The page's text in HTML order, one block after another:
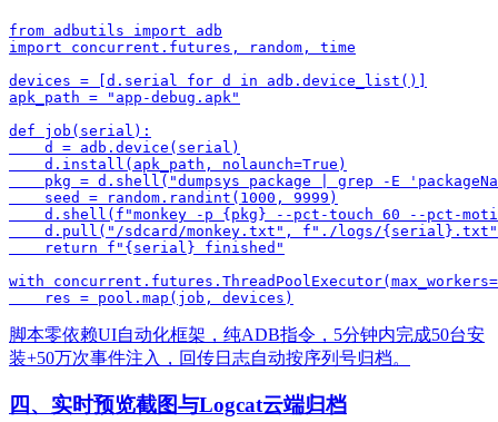
from adbutils import adb
import concurrent.futures, random, time
devices = [d.serial for d in adb.device_list()]
apk_path = "app-debug.apk"
def job(serial):
    d = adb.device(serial)
    d.install(apk_path, nolaunch=True)
pkg = d.shell("dumpsys package | grep -E
    seed = random.randint(1000, 9999)
d.shell(f"monkey -p {pkg} --pct-touch 60 --pct-
d.pull("/sdcard/monkey.txt", f"./logs/
    return f"{serial} finished"
with
脚本零依赖UI自动化框架，纯ADB指令，5分钟内完成50台安
装+50万次事件注入，回传日志自动按序列号归档。
四、实时预览截图与Logcat云端归档